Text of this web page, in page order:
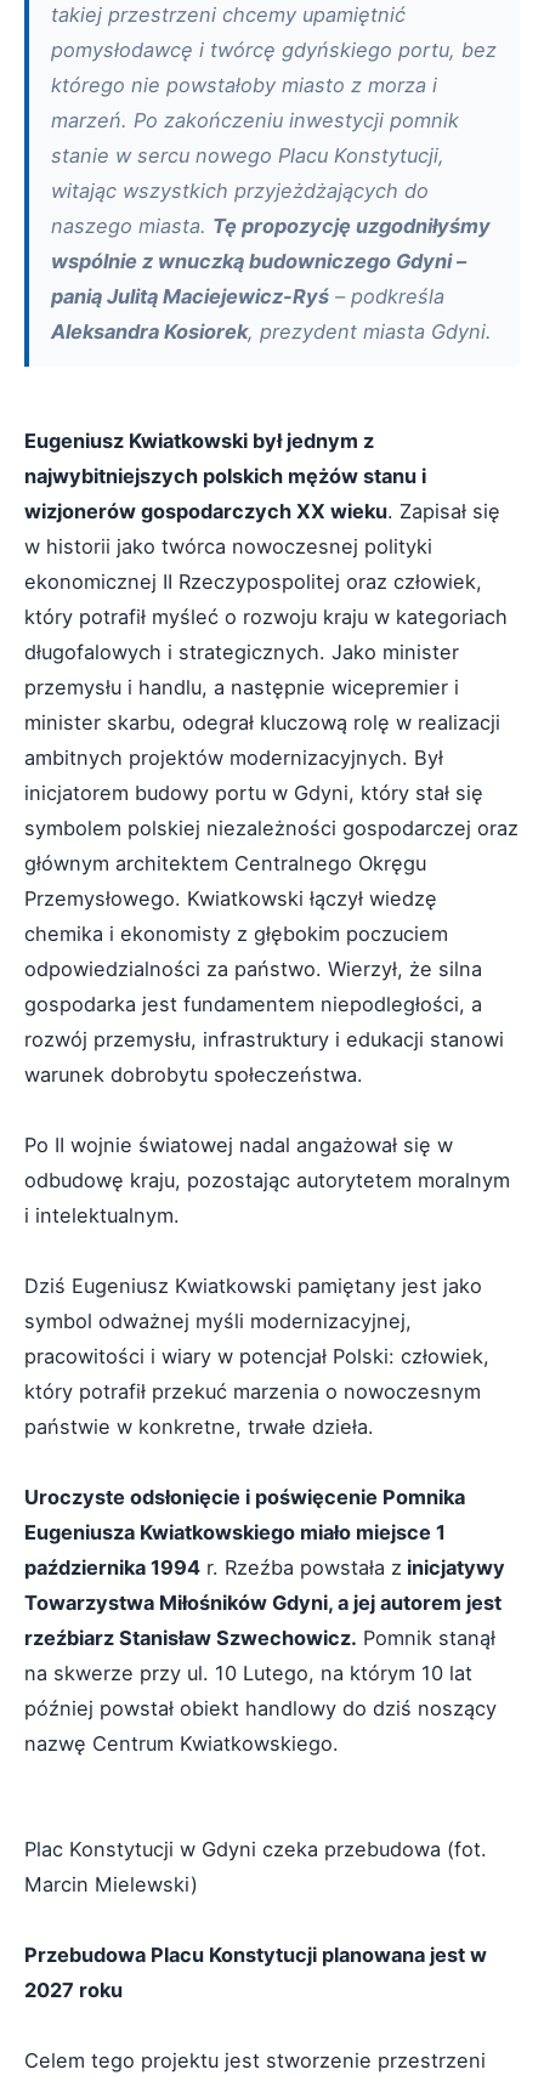
takiej przestrzeni chcemy upamiętnić
pomysłodawcę i twórcę gdyńskiego portu, bez
którego nie powstałoby miasto z morza i
marzeń. Po zakończeniu inwestycji pomnik
stanie w sercu nowego Placu Konstytucji,
witając wszystkich przyjeżdżających do
naszego miasta. Tę propozycję uzgodniłyśmy
wspólnie z wnuczką budowniczego Gdyni –
panią Julitą Maciejewicz-Ryś – podkreśla
Aleksandra Kosiorek, prezydent miasta Gdyni.
Eugeniusz Kwiatkowski był jednym z
najwybitniejszych polskich mężów stanu i
wizjonerów gospodarczych XX wieku. Zapisał się
w historii jako twórca nowoczesnej polityki
ekonomicznej II Rzeczypospolitej oraz człowiek,
który potrafił myśleć o rozwoju kraju w kategoriach
długofalowych i strategicznych. Jako minister
przemysłu i handlu, a następnie wicepremier i
minister skarbu, odegrał kluczową rolę w realizacji
ambitnych projektów modernizacyjnych. Był
inicjatorem budowy portu w Gdyni, który stał się
symbolem polskiej niezależności gospodarczej oraz
głównym architektem Centralnego Okręgu
Przemysłowego. Kwiatkowski łączył wiedzę
chemika i ekonomisty z głębokim poczuciem
odpowiedzialności za państwo. Wierzył, że silna
gospodarka jest fundamentem niepodległości, a
rozwój przemysłu, infrastruktury i edukacji stanowi
warunek dobrobytu społeczeństwa.
Po II wojnie światowej nadal angażował się w
odbudowę kraju, pozostając autorytetem moralnym
i intelektualnym.
Dziś Eugeniusz Kwiatkowski pamiętany jest jako
symbol odważnej myśli modernizacyjnej,
pracowitości i wiary w potencjał Polski: człowiek,
który potrafił przekuć marzenia o nowoczesnym
państwie w konkretne, trwałe dzieła.
Uroczyste odsłonięcie i poświęcenie Pomnika
Eugeniusza Kwiatkowskiego miało miejsce 1
października 1994 r. Rzeźba powstała z inicjatywy
Towarzystwa Miłośników Gdyni, a jej autorem jest
rzeźbiarz Stanisław Szwechowicz. Pomnik stanął
na skwerze przy ul. 10 Lutego, na którym 10 lat
później powstał obiekt handlowy do dziś noszący
nazwę Centrum Kwiatkowskiego.
Plac Konstytucji w Gdyni czeka przebudowa (fot.
Marcin Mielewski)
Przebudowa Placu Konstytucji planowana jest w
2027 roku
Celem tego projektu jest stworzenie przestrzeni